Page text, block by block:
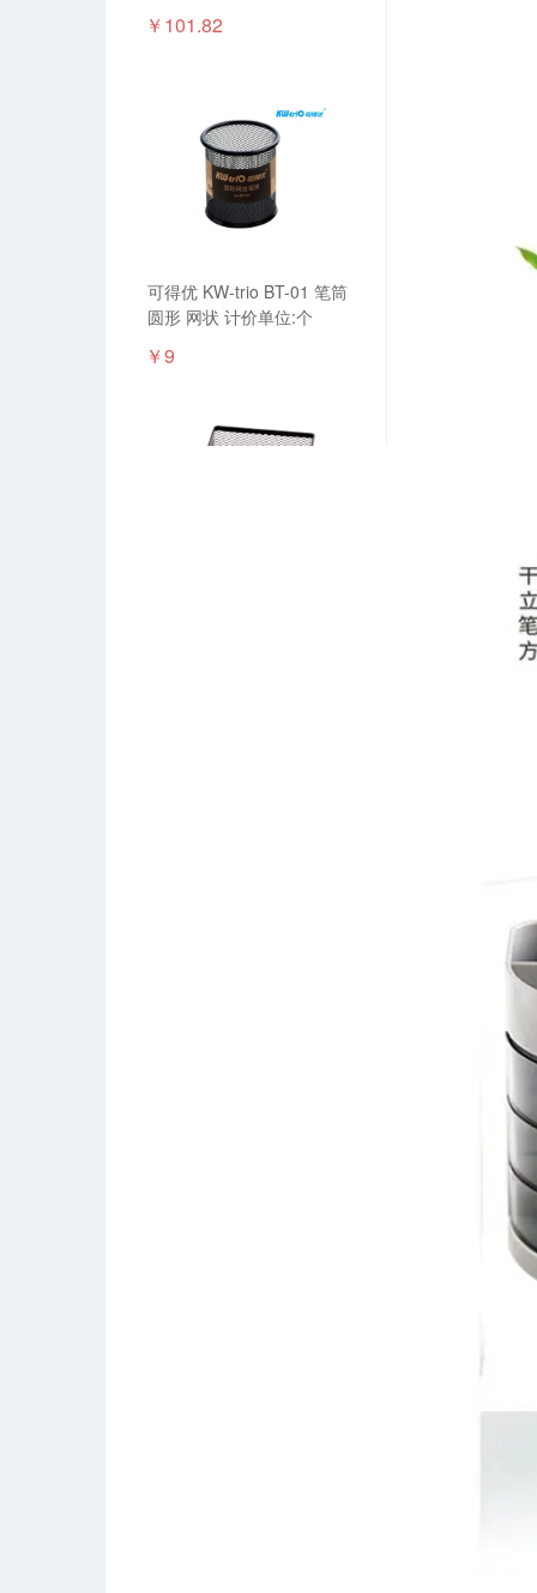
￥101.82
可得优 KW-trio BT-01 笔筒
圆形 网状 计价单位:个
￥9